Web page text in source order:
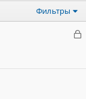
Фильтры
З